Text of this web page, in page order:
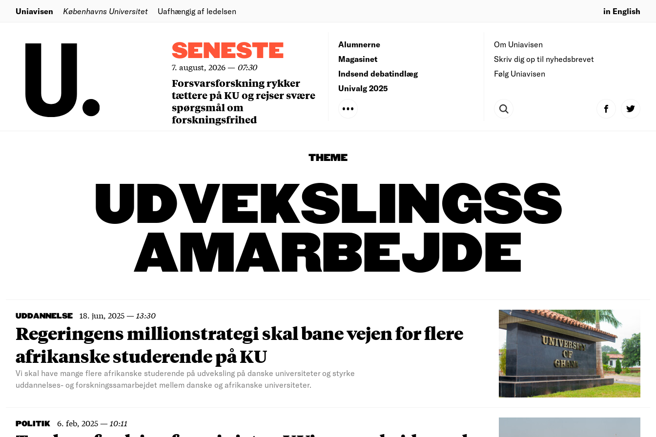
Uniavisen Københavns Universitet Uafhængig af ledelsen in English
SENESTE
7. august, 2026— 07:30
Forsvarsforskning rykker
tættere på KU og rejser svære
spørgsmål om
forskningsfrihed
Om Uniavisen
Skriv dig op til nyhedsbrevet
Følg Uniavisen
Alumnerne
Magasinet
Indsend debatindlæg
Univalg 2025
THEME
UDVEKSLINGSS
AMARBEJDE
UDDANNELSE 18. jun, 2025— 13:30
Regeringens millionstrategi skal bane vejen for flere
afrikanske studerende på KU
Vi skal have mange flere afrikanske studerende på udveksling på danske universiteter og styrke
uddannelses- og forskningssamarbejdet mellem danske og afrikanske universiteter.
POLITIK 6. feb, 2025— 10:11